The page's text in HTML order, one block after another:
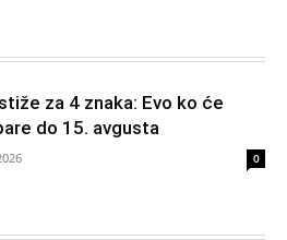
za 4 znaka: Evo ko će
do 15. avgusta
0